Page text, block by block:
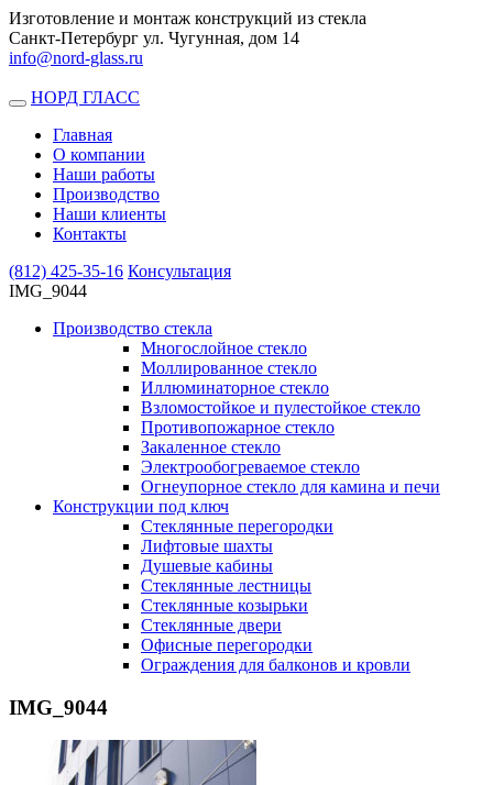
Изготовление и монтаж конструкций из стекла
Санкт-Петербург ул. Чугунная, дом 14
info@nord-glass.ru
Toggle
navigation
НОРД ГЛАСС
Главная
О компании
Наши работы
Производство
Наши клиенты
Контакты
(812) 425-35-16 Консультация
IMG_9044
Производство стекла
Многослойное стекло
Моллированное стекло
Иллюминаторное стекло
Взломостойкое и пулестойкое стекло
Противопожарное стекло
Закаленное стекло
Электрообогреваемое стекло
Огнеупорное стекло для камина и печи
Конструкции под ключ
Стеклянные перегородки
Лифтовые шахты
Душевые кабины
Cтеклянные лестницы
Cтеклянные козырьки
Cтеклянные двери
Офисные перегородки
Ограждения для балконов и кровли
IMG_9044